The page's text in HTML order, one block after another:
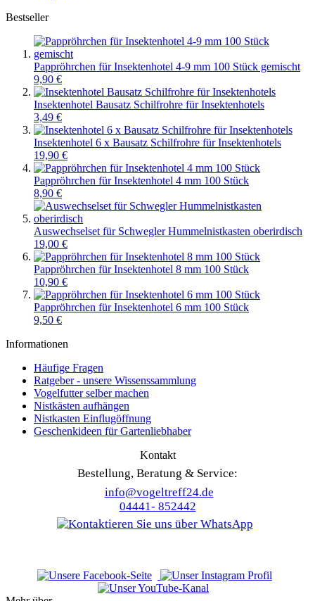
Bestseller
Pappröhrchen für Insektenhotel 4-9 mm 100 Stück gemischt
9,90 €
Insektenhotel Bausatz Schilfrohre für Insektenhotels
3,49 €
Insektenhotel 6 x Bausatz Schilfrohre für Insektenhotels
19,90 €
Pappröhrchen für Insektenhotel 4 mm 100 Stück
8,90 €
Auswechselset für Schwegler Hummelnistkasten oberirdisch
19,00 €
Pappröhrchen für Insektenhotel 8 mm 100 Stück
10,90 €
Pappröhrchen für Insektenhotel 6 mm 100 Stück
9,50 €
Informationen
Häufige Fragen
Ratgeber - unsere Wissenssammlung
Vogelfutter selber machen
Nistkästen aufhängen
Nistkasten Einflugöffnung
Geschenkideen für Gartenliebhaber
Kontakt
Bestellung, Beratung & Service:
info@vogeltreff24.de
04441- 852442